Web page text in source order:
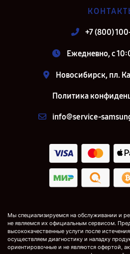
+7 (800)
Ежедневно, с
Новосибирск, пл.
Политика
info@service-
Мы специализируемся на обслуживании и
не являемся их официальным сервисом.
высококачественные услуги после
осуществляем диагностику и наладку
ориентировочные и не являются офертой,